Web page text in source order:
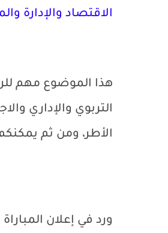
الاقتصاد والإدارة
التربوي والإداري
الأطر، ومن ثم
ورد في إعلان